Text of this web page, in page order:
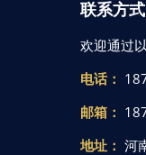
联系方式
欢迎通过
电话：
邮箱：
地址： 河